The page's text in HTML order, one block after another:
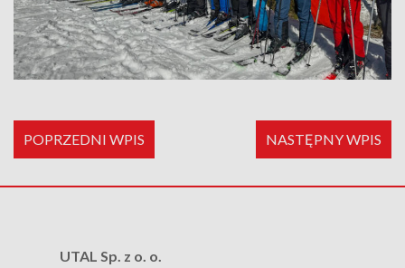
POPRZEDNI WPIS NASTĘPNY WPIS
UTAL Sp. z o. o.